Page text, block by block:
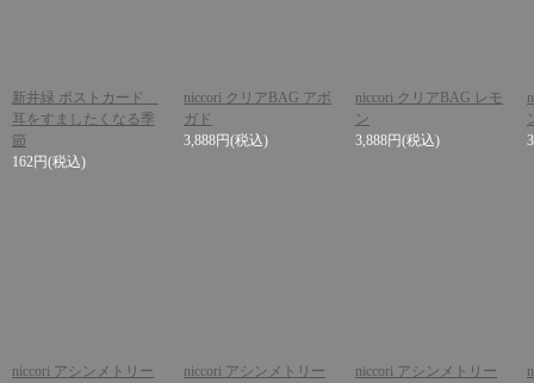
新井緑 ポストカード
耳をすましたくなる季
節
162円(税込)
niccori クリアBAG アボ
ガド
3,888円(税込)
niccori クリアBAG レモ
ン
3,888円(税込)
niccori アシンメトリー
niccori アシンメトリー
niccori アシンメトリー